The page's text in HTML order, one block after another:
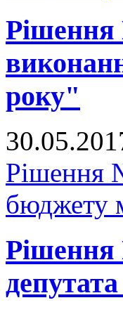
Рішення
року"
Рішення
бюджету